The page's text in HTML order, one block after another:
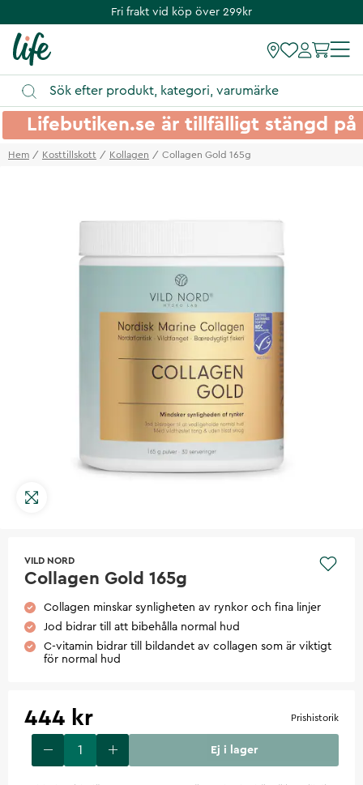
Fri frakt vid köp över 299kr
Lifebutiken.se är tillfälligt stängd
Hem Kosttillskott Kollagen Collagen Gold 165g
VILD NORD
Collagen Gold 165g
Collagen minskar synligheten av rynkor och fina linjer
Jod bidrar till att bibehålla normal hud
C-vitamin bidrar till bildandet av collagen som är viktigt
för normal hud
444 kr Prishistorik
Ej i lager